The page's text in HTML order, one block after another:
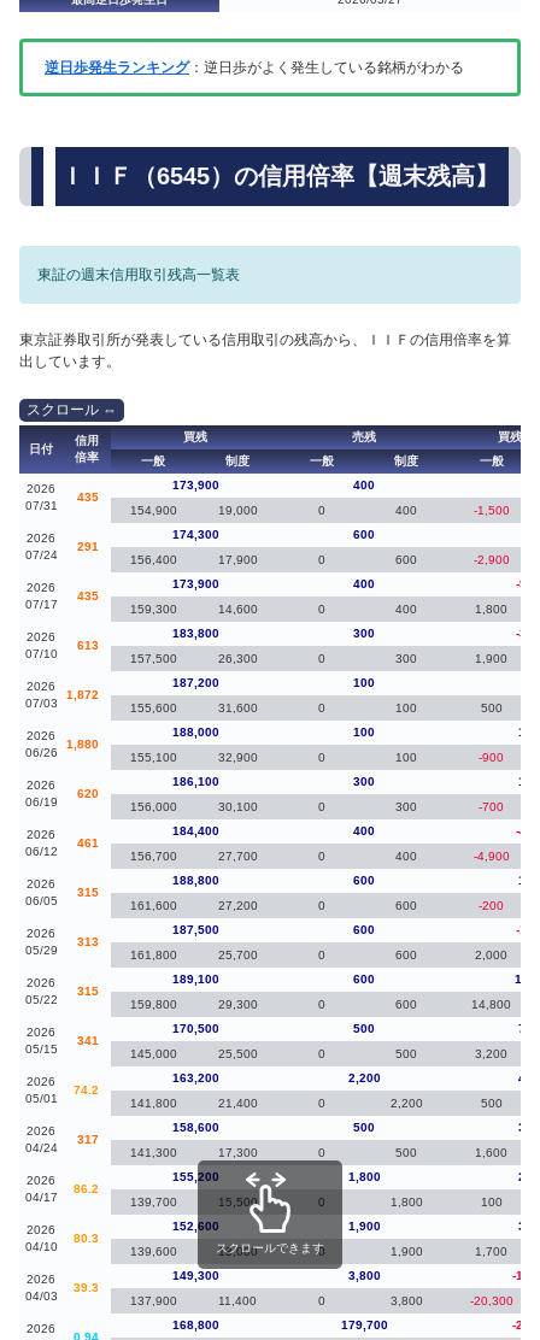
逆日歩発生ランキング：逆日歩がよく発生している銘柄がわかる
ＩＩＦ（6545）の信用倍率【週末残高】
東証の週末信用取引残高一覧表
東京証券取引所が発表している信用取引の残高から、ＩＩＦの信用倍率を算
出しています。
日付
信用
倍率
買残 売残
買残（
一般
制度 一般 制度 一般
2026
07/31
435
173,900 400
154,900
19,000 0 400 -1,500
2026
07/24
291
174,300 600
156,400
17,900 0 600 -2,900
2026
07/17
435
173,900 400
-
159,300
14,600 0 400 1,800
2026
07/10
613
183,800 300
-
157,500
26,300 0 300 1,900
2026
07/03
1,872
187,200 100
155,600
31,600 0 100 500
2026
06/26
1,880
188,000 100
155,100
32,900 0 100 -900
2026
06/19
620
186,100 300
156,000
30,100 0 300 -700
2026
06/12
461
184,400 400
-
156,700
27,700 0 400 -4,900
2026
06/05
315
188,800 600
161,600
27,200 0 600 -200
2026
05/29
313
187,500 600
-
161,800
25,700 0 600 2,000
2026
05/22
315
189,100 600
159,800
29,300 0 600 14,800
2026
05/15
341
170,500 500
145,000
25,500 0 500 3,200
2026
05/01
74.2
163,200 2,200
141,800
21,400 0 2,200 500
2026
04/24
317
158,600 500
141,300
17,300 0 500 1,600
2026
04/17
86.2
155,200 1,800
139,700
15,500 0 1,800 100
2026
04/10
80.3
152,600 1,900
139,600
13,000 0 1,900 1,700
2026
04/03
39.3
149,300 3,800
-
137,900
11,400 0 3,800 -20,300
2026
0.94
168,800 179,700 -
スクロールできます